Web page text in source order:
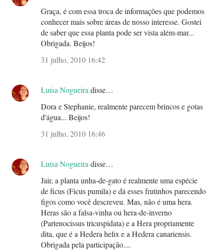
Graça, é com essa troca de informações que podemos
conhecer mais sobre áreas de nosso interesse. Gostei
de saber que essa planta pode ser vista além-mar...
Obrigada. Beijos!
31 julho, 2010 16:42
Luísa Nogueira disse…
Dora e Stephanie, realmente parecem brincos e gotas
d'água... Beijos!
31 julho, 2010 16:46
Luísa Nogueira disse…
Jair, a planta unha-de-gato é realmente uma espécie
de ficus (Ficus pumila) e dá esses frutinhos parecendo
figos como você descreveu. Mas, não é uma hera.
Heras são a falsa-vinha ou hera-de-inverno
(Partenocissus tricuspidata) e a Hera propriamente
dita, que é a Hedera helix e a Hedera canariensis.
Obrigada pela participação....